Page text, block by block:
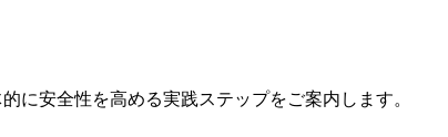
に安全性を高める実践ステップをご案内します。